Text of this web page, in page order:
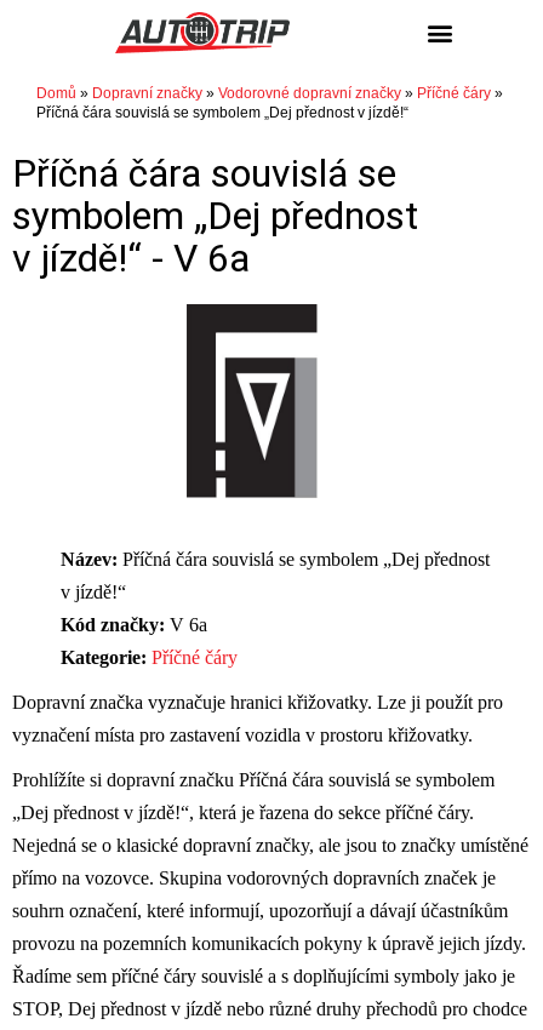
Domů » Dopravní značky » Vodorovné dopravní značky » Příčné čáry »
Příčná čára souvislá se symbolem „Dej přednost v jízdě!“
Příčná čára souvislá se
symbolem „Dej přednost
v jízdě!“ - V 6a
Název: Příčná čára souvislá se symbolem „Dej přednost
v jízdě!“
Kód značky: V 6a
Kategorie: Příčné čáry
Dopravní značka vyznačuje hranici křižovatky. Lze ji použít pro
vyznačení místa pro zastavení vozidla v prostoru křižovatky.
Prohlížíte si dopravní značku Příčná čára souvislá se symbolem
„Dej přednost v jízdě!“, která je řazena do sekce příčné čáry.
Nejedná se o klasické dopravní značky, ale jsou to značky umístěné
přímo na vozovce. Skupina vodorovných dopravních značek je
souhrn označení, které informují, upozorňují a dávají účastníkům
provozu na pozemních komunikacích pokyny k úpravě jejich jízdy.
Řadíme sem příčné čáry souvislé a s doplňujícími symboly jako je
STOP, Dej přednost v jízdě nebo různé druhy přechodů pro chodce